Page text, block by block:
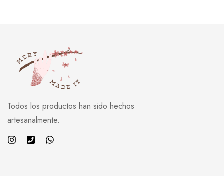
Todos los productos han sido hechos
artesanalmente.